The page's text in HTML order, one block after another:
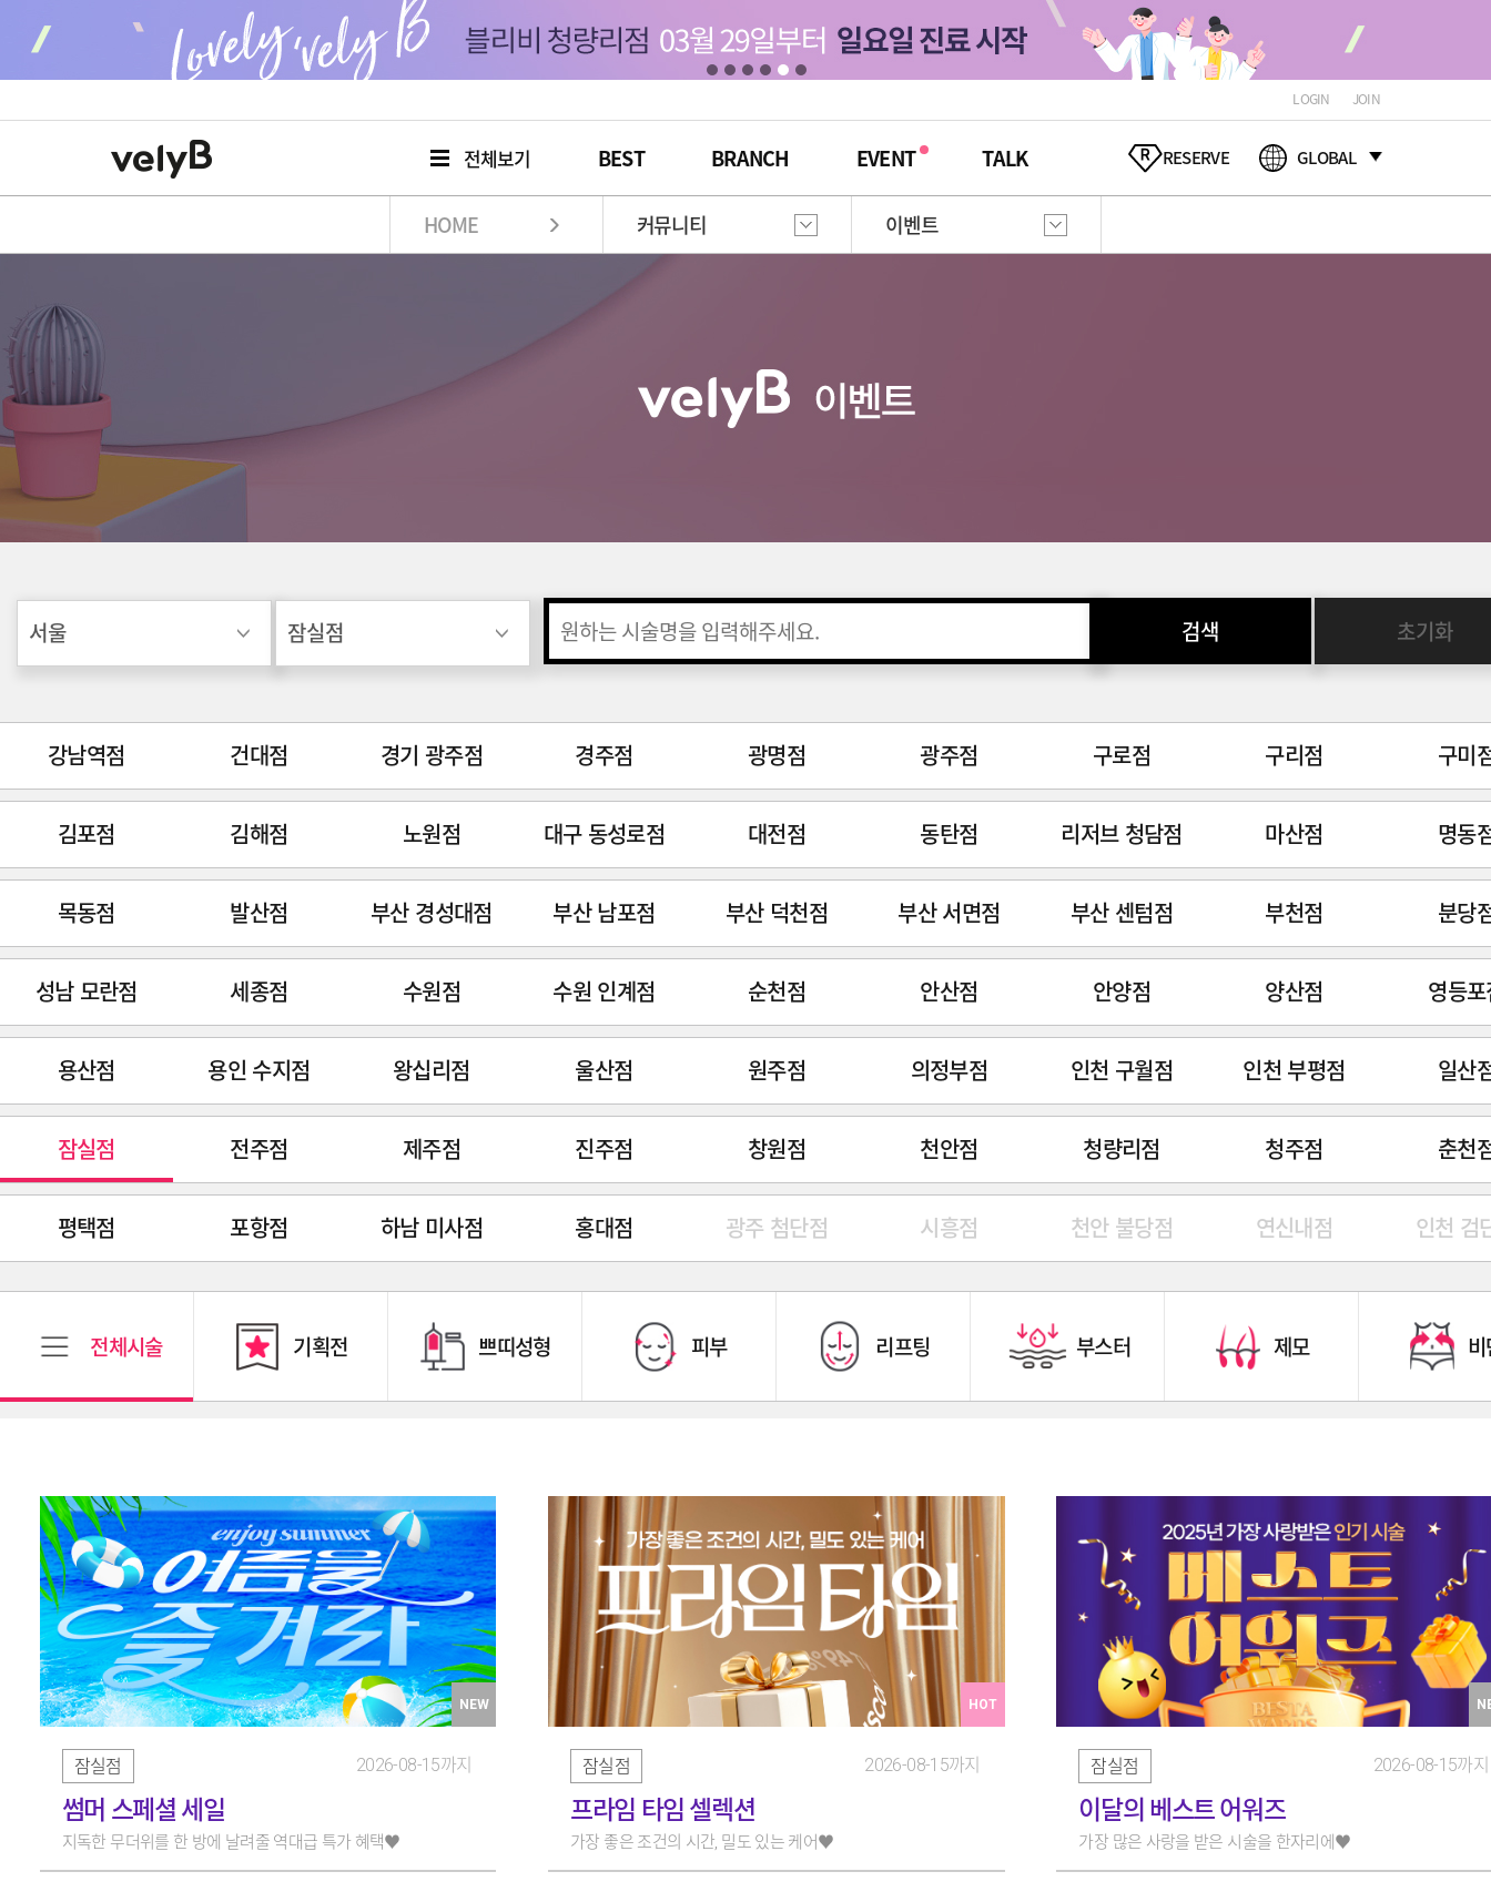
LOGIN JOIN
전체보기 BEST BRANCH EVENT TALK RESERVE GLOBAL
HOME 커뮤니티 이벤트
검색 초기화
강남역점 건대점 경기 광주점 경주점 광명점 광주점 구로점 구리점 구미
김포점 김해점 노원점 대구 동성로점 대전점 동탄점 리저브 청담점 마산점 명동
목동점 발산점 부산 경성대점 부산 남포점 부산 덕천점 부산 서면점 부산 센텀점 부천점 분당
성남 모란점 세종점 수원점 수원 인계점 순천점 안산점 안양점 양산점 영등
용산점 용인 수지점 왕십리점 울산점 원주점 의정부점 인천 구월점 인천 부평점 일산
잠실점 전주점 제주점 진주점 창원점 천안점 청량리점 청주점 춘천
평택점 포항점 하남 미사점 홍대점 광주 첨단점 시흥점 천안 불당점 연신내점 인천 검
전체시술 기획전 쁘띠성형 피부 리프팅 부스터 제모
NEW
잠실점 2026-08-15까지
썸머 스페셜 세일
지독한 무더위를 한 방에 날려줄 역대급 특가 혜택♥️
HOT
잠실점 2026-08-15까지
프라임 타임 셀렉션
가장 좋은 조건의 시간, 밀도 있는 케어♥
잠실점 2026-08-15까지
이달의 베스트 어워즈
가장 많은 사랑을 받은 시술을 한자리에♥